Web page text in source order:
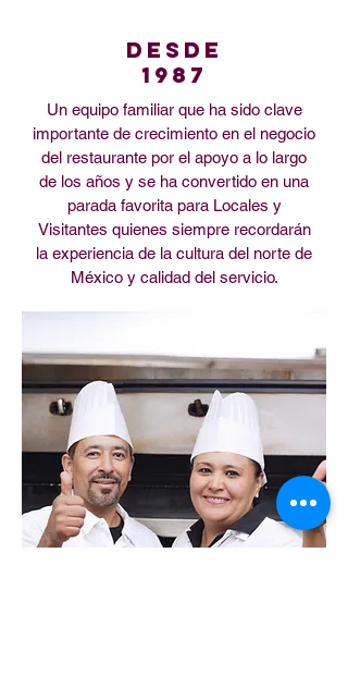
DESDE
1987
Un equipo familiar que ha sido clave
importante de crecimiento en el negocio
del restaurante por el apoyo a lo largo
de los años y se ha convertido en una
parada favorita para Locales y
Visitantes quienes siempre recordarán
la experiencia de la cultura del norte de
México y calidad del servicio.